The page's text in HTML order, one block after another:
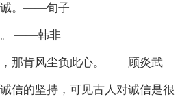
诚。——旬子
。 ——韩非
那肯风尘负此心。——顾炎武
信的坚持，可见古人对诚信是很